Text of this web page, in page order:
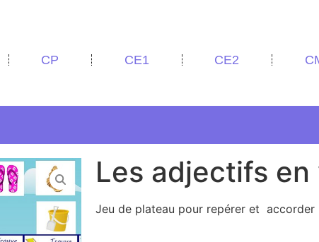
CP CE1 CE2
Les adjectifs
Jeu de plateau pour repérer et